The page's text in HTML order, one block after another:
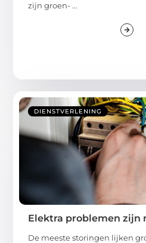
zijn groen- ...
DIENSTVERLENING
Elektra problemen zijn
De meeste storingen lijken